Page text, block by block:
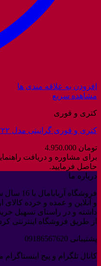
افزودن به علاقه مندی ها
مشاهده سریع
کتری و قوری
کتری و قوری گرانیتی مدل ۳۷۲۲ زیو / ZIO Z-۳۷۲۲
تومان
برای مشاوره و دریافت
حاصل فرمایید.
درباره ما
و آنلاین و عمده و خرده
داشته و در راستای تسهیل
از طریق فروشگاه اینترنتی
پشتیبانی 09186567620
کانال تلگرام و پیج اینستاگرام